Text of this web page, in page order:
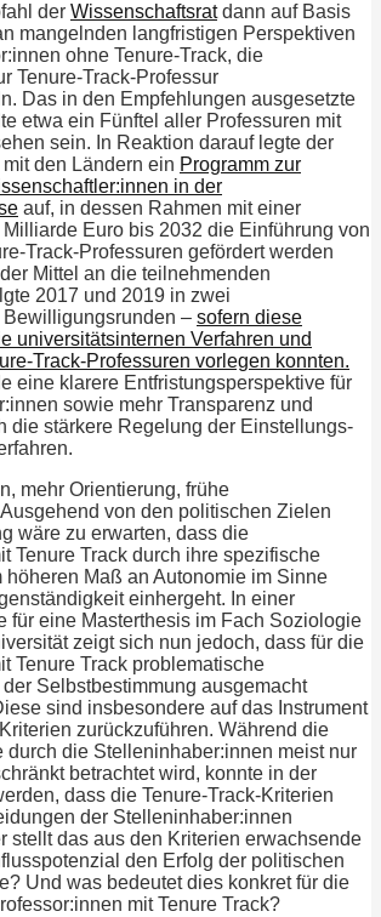
der Wissenschaftsratdann auf Basis
mangelnden langfristigen Perspektiven
ohne Tenure-Track, die
Tenure-Track-Professur
Das in den Empfehlungen ausgesetzte
etwa ein Fünftel aller Professuren mit
sein. In Reaktion darauf legte der
den Ländern ein Programm zur
in der
auf, in dessen Rahmen mit einer
Euro bis 2032 die Einführung von
Track-Professuren gefördert werden
Mittel an die teilnehmenden
2017 und 2019 in zwei
– sofern diese
universitätsinternen Verfahren und
Track-Professuren vorlegen konnten.
eine klarere Entfristungsperspektive für
sowie mehr Transparenz und
die stärkere Regelung der Einstellungs-
mehr Orientierung, frühe
von den politischen Zielen
wäre zu erwarten, dass die
Tenure Track durch ihre spezifische
höheren Maß an Autonomie im Sinne
einhergeht. In einer
für eine Masterthesis im Fach Soziologie
zeigt sich nun jedoch, dass für die
Tenure Track problematische
Selbstbestimmung ausgemacht
sind insbesondere auf das Instrument
zurückzuführen. Während die
durch die Stelleninhaber:innen meist nur
betrachtet wird, konnte in der
dass die Tenure-Track-Kriterien
der Stelleninhaber:innen
stellt das aus den Kriterien erwachsende
den Erfolg der politischen
Und was bedeutet dies konkret für die
mit Tenure Track?